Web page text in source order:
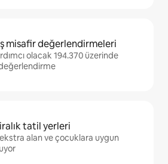
misafir değerlendirmeleri
olacak 194.370 üzerinde
tatil yerleri
alan ve çocuklara uygun